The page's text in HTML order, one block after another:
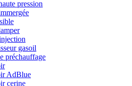
pression
gasoil
préchauffage
AdBlue
cerine